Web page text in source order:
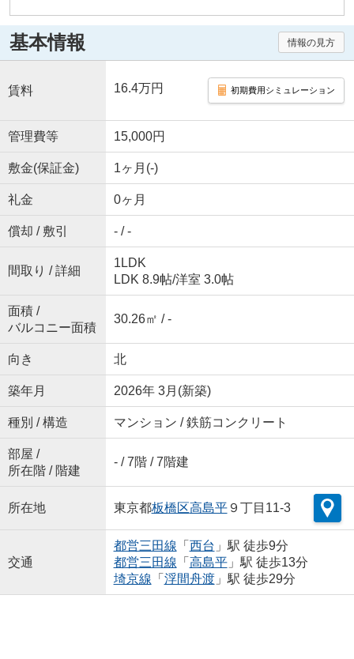
基本情報 情報の見方
賃料 16.4万円 初期費用シミュレーション
管理費等 15,000円
敷金(保証金) 1ヶ月(-)
礼金 0ヶ月
償却 / 敷引 - / -
間取り / 詳細
1LDK
LDK 8.9帖/洋室 3.0帖
面積 /
バルコニー面積
30.26㎡ / -
向き 北
築年月 2026年 3月(新築)
種別 / 構造 マンション / 鉄筋コンクリート
部屋 /
所在階 / 階建
- / 7階 / 7階建
所在地 東京都板橋区高島平９丁目11-3
交通
都営三田線 「 西台 」駅 徒歩9分
都営三田線 「 高島平」駅 徒歩13分
埼京線 「 浮間舟渡」駅 徒歩29分